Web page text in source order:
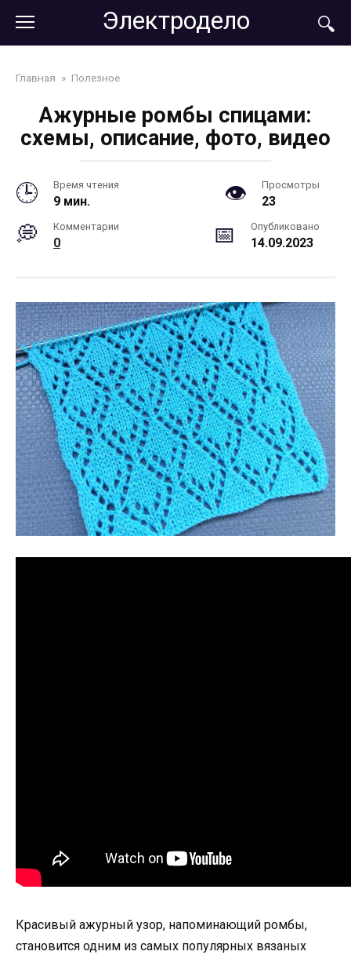
контенту
Электродело
Главная » Полезное
Ажурные ромбы спицами:
схемы, описание, фото, видео
Время чтения
9 мин.
Просмотры
23
Комментарии
0
Опубликовано
14.09.2023
Красивый ажурный узор, напоминающий ромбы,
становится одним из самых популярных вязаных